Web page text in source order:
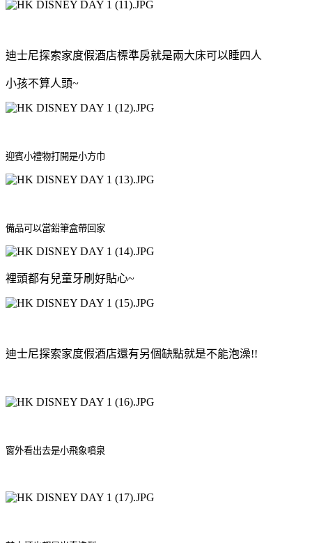
迪士尼探索家度假酒店標準房就是兩大床可以睡四人
小孩不算人頭~
迎賓小禮物打開是小方巾
備品可以當鉛筆盒帶回家
裡頭都有兒童牙刷好貼心~
迪士尼探索家度假酒店還有另個缺點就是不能泡澡!!
窗外看出去是小飛象噴泉